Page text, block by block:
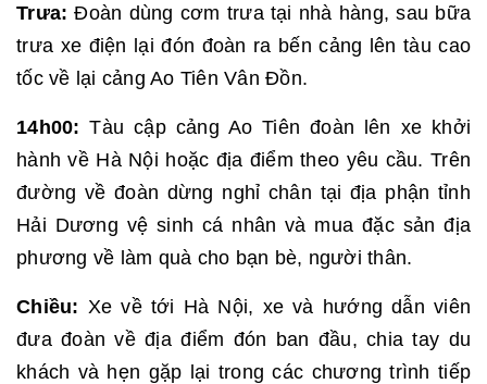
Trưa: Đoàn dùng cơm trưa tại nhà hàng, sau bữa
trưa xe điện lại đón đoàn ra bến cảng lên tàu cao
tốc về lại cảng Ao Tiên Vân Đồn.
14h00:Tàu cập cảng Ao Tiên đoàn lên xe khởi
hành về Hà Nội hoặc địa điểm theo yêu cầu. Trên
đường về đoàn dừng nghỉ chân tại địa phận tỉnh
Hải Dương vệ sinh cá nhân và mua đặc sản địa
phương về làm quà cho bạn bè, người thân.
Chiều: Xe về tới Hà Nội, xe và hướng dẫn viên
đưa đoàn về địa điểm đón ban đầu, chia tay du
khách và hẹn gặp lại trong các chương trình tiếp